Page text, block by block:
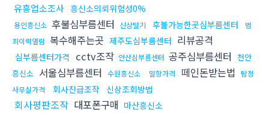
유흥업소조사 흥신소의뢰위험성0%
용인흥신소 후불심부름센터 신상털기 후불가능한곳심부름센터
범
죄이력열람 복수해주는곳 제주도심부름센터 리뷰공격
심부름센터가격 cctv조작 안산심부름센터 공주심부름센터 천안
흥신소 서울심부름센터 수원흥신소 밀항가격 떼인돈받는법 탐정
사무실가격
회사진급조작 신상조회방법
회사평판조작 대포폰구매 마산흥신소